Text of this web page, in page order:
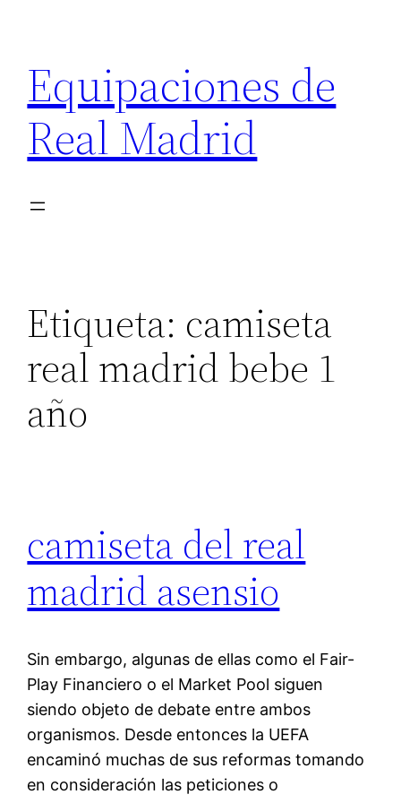
contenido
Equipaciones de
Real Madrid
Etiqueta: camiseta
real madrid bebe 1
año
camiseta del real
madrid asensio
Sin embargo, algunas de ellas como el Fair-
Play Financiero o el Market Pool siguen
siendo objeto de debate entre ambos
organismos. Desde entonces la UEFA
encaminó muchas de sus reformas tomando
en consideración las peticiones o